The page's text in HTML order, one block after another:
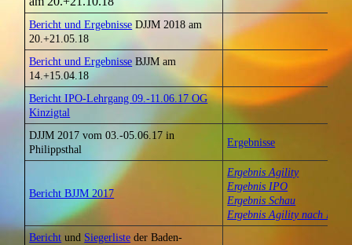
Bericht und Ergebnisse DJJM 2018 am
20.+21.05.18
Bericht und Ergebnisse BJJM am
14.+15.04.18
Bericht IPO-Lehrgang 09.-11.06.17 OG
Kinzigtal
DJJM 2017 vom 03.-05.06.17 in
Philippsthal
Ergebnisse
Bericht BJJM 2017
Ergebnis Agility
Ergebnis IPO
Ergebnis Schau
Ergebnis Agility nach
Bericht und Siegerliste der Baden-